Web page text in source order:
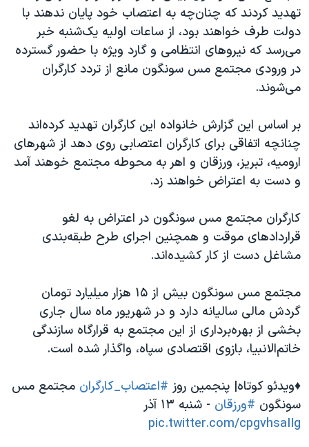
تهدید کردند که چنان‌چه به اعتصاب خود پایان ندهند با
دولت طرف خواهند بود، از ساعات اولیه یک‌شنبه خبر
می‌رسد که نیروهای انتظامی و گارد ویژه با حضور گسترده
در ورودی مجتمع مس سونگون مانع از تردد کارگران
می‌شوند.
بر اساس این گزارش خانواده این کارگران تهدید کرده‌اند
چنانچه اتفاقی برای کارگران اعتصابی روی دهد از شهرهای
ارومیه، تبریز، ورزقان و اهر به محوطه مجتمع خوهند آمد
و دست به اعتراض خواهند زد.
کارگران مجتمع مس سونگون در اعتراض به لغو
قراردادهای موقت و همچنین اجرای طرح طبقه‌بندی
مشاغل دست از کار کشیده‌اند.
مجتمع مس سونگون بیش از ۱۵ هزار میلیارد تومان
گردش مالی سالیانه دارد و در شهریور ماه سال جاری
بخشی از بهره‌برداری از این مجتمع به قرارگاه سازندگی
خاتم‌الانبیا، بازوی اقتصادی سپاه، واگذار شده است.
♦️ویدئو کوتاه| پنجمین روز #اعتصاب_کارگران مجتمع مس
سونگون #ورزقان - شنبه ۱۳ آذر
pic.twitter.com/cpgvhsaIIg